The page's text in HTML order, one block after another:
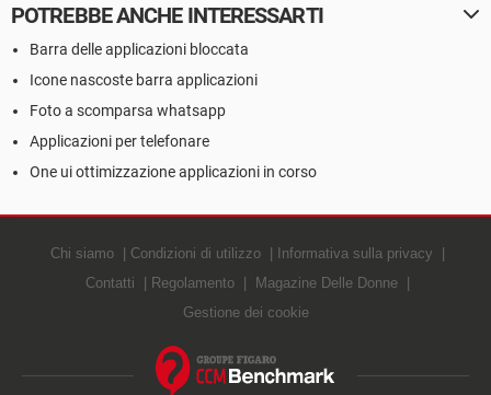
POTREBBE ANCHE INTERESSARTI
Barra delle applicazioni bloccata
Icone nascoste barra applicazioni
Foto a scomparsa whatsapp
Applicazioni per telefonare
One ui ottimizzazione applicazioni in corso
Chi siamo Condizioni di utilizzo
Informativa sulla privacy
Contatti
Regolamento
Magazine Delle Donne
Gestione dei cookie